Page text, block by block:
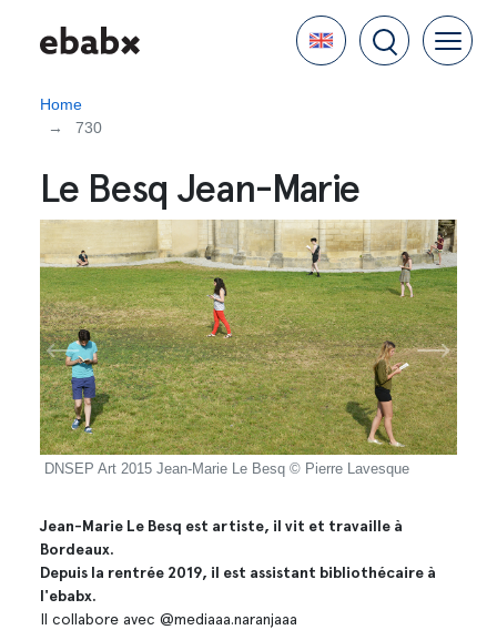
Language
Home
730
Le Besq Jean-Marie
DNSEP Art 2015 Jean-Marie Le Besq © Pierre Lavesque
Jean-Marie Le Besq est artiste, il vit et travaille à
Bordeaux.
Depuis la rentrée 2019, il est assistant bibliothécaire à
l'ebabx.
Il collabore avec @mediaaa.naranjaaa